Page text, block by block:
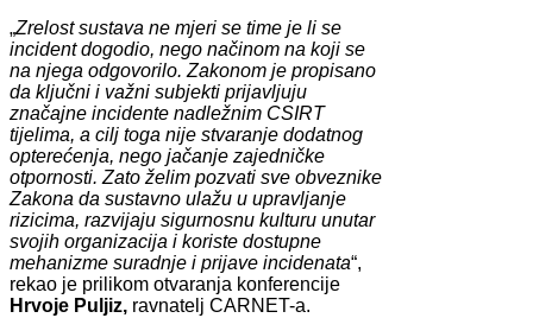
„Zrelost sustava ne mjeri se time je li se
incident dogodio, nego načinom na koji se
na njega odgovorilo. Zakonom je propisano
da ključni i važni subjekti prijavljuju
značajne incidente nadležnim CSIRT
tijelima, a cilj toga nije stvaranje dodatnog
opterećenja, nego jačanje zajedničke
otpornosti. Zato želim pozvati sve obveznike
Zakona da sustavno ulažu u upravljanje
rizicima, razvijaju sigurnosnu kulturu unutar
svojih organizacija i koriste dostupne
mehanizme suradnje i prijave incidenata“,
rekao je prilikom otvaranja konferencije
Hrvoje Puljiz, ravnatelj CARNET-a.